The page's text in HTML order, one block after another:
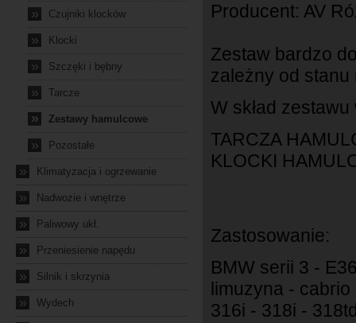
» Czujniki klocków
» Klocki
» Szczęki i bębny
» Tarcze
» Zestawy hamulcowe
» Pozostałe
» Klimatyzacja i ogrzewanie
» Nadwozie i wnętrze
» Paliwowy ukł.
» Przeniesienie napędu
» Silnik i skrzynia
» Wydech
Producent: AV
Zestaw bardzo
zależny od stanu
W skład
TARCZA
KLOCKI
Zastosowanie:
BMW serii 3 -
limuzyna -
316i - 318i -